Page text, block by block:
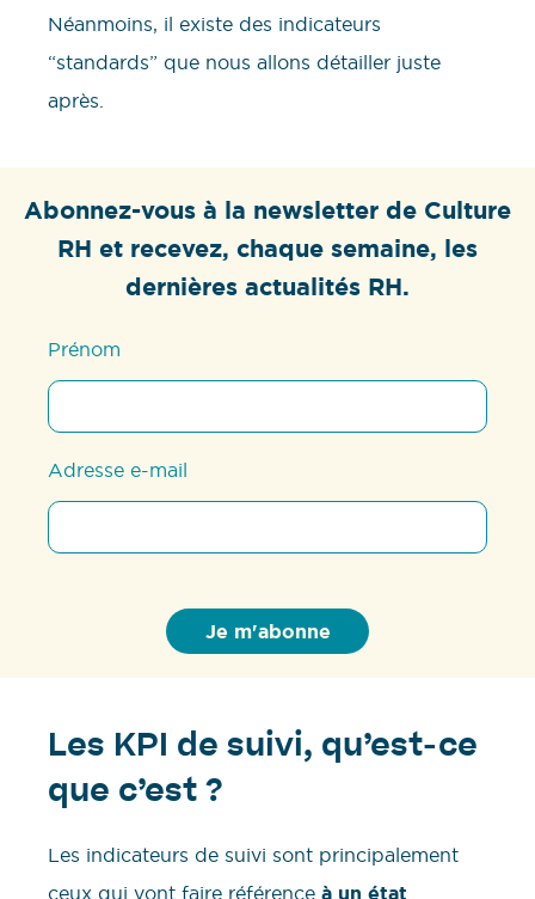
Néanmoins, il existe des indicateurs
“standards” que nous allons détailler juste
après.
Abonnez-vous à la newsletter de Culture
RH et recevez, chaque semaine, les
dernières actualités RH.
Prénom
Adresse e-mail
Les KPI de suivi, qu’est-ce
que c’est ?
Les indicateurs de suivi sont principalement
ceux qui vont faire référence